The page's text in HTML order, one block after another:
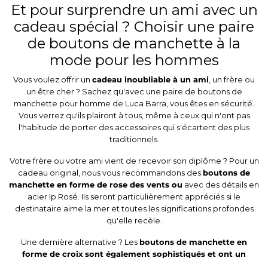
Et pour surprendre un ami avec un
cadeau spécial ? Choisir une paire
de boutons de manchette à la
mode pour les hommes
Vous voulez offrir un cadeau inoubliable à un ami , un frère ou
un être cher ? Sachez qu'avec une paire de boutons de
manchette pour homme de Luca Barra, vous êtes en sécurité.
Vous verrez qu'ils plairont à tous, même à ceux qui n'ont pas
l'habitude de porter des accessoires qui s'écartent des plus
traditionnels.
Votre frère ou votre ami vient de recevoir son diplôme ? Pour un
cadeau original, nous vous recommandons des boutons de
manchette en forme de rose des vents ou avec des détails en
acier Ip Rosé. Ils seront particulièrement appréciés si le
destinataire aime la mer et toutes les significations profondes
qu'elle recèle.
Une dernière alternative ? Les boutons de manchette en
forme de croixsont également sophistiqués et ont un